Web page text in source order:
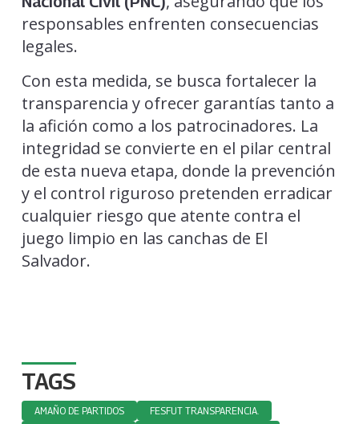
responsables enfrenten consecuencias
legales.
Con esta medida, se busca fortalecer la
transparencia y ofrecer garantías tanto a
la afición como a los patrocinadores. La
integridad se convierte en el pilar central
de esta nueva etapa, donde la prevención
y el control riguroso pretenden erradicar
cualquier riesgo que atente contra el
juego limpio en las canchas de El
Salvador.
TAGS
AMAÑO DE PARTIDOS
FESFUT TRANSPARENCIA.